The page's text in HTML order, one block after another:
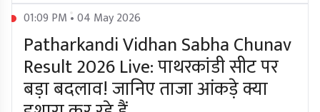
01:09 PM • 04 May 2026
Patharkandi Vidhan Sabha Chunav
Result 2026 Live: पाथरकांडी सीट पर
बड़ा बदलाव! जानिए ताजा आंकड़े क्या